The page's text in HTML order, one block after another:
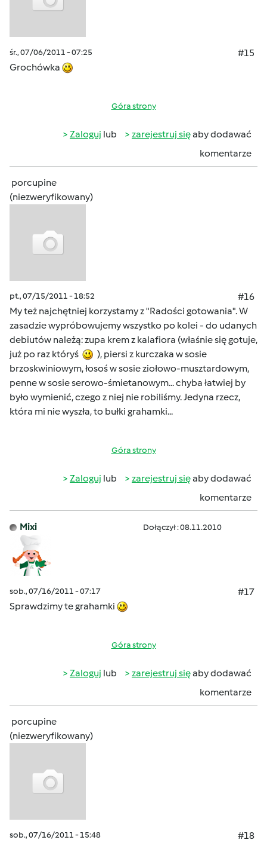
śr., 07/06/2011 - 07:25
#15
Grochówka
Góra strony
Zaloguj lub zarejestruj sięaby dodawać
komentarze
porcupine
(niezweryfikowany)
pt., 07/15/2011 - 18:52
#16
My też najchętniej korzystamy z "Radości gotowania". W
zasadzie wypróbowujemy wszystko po kolei - do udanych
debiutów należą: zupa krem z kalafiora (właśnie się gotuje,
już po raz któryś
), piersi z kurczaka w sosie
brzoskwiniowym, łosoś w sosie ziołowo-musztardowym,
penne w sosie serowo-śmietanowym... chyba łatwiej by
było wymienić, czego z niej nie robiliśmy. Jedyna rzecz,
która mi nie wyszła, to bułki grahamki...
Góra strony
Zaloguj lub zarejestruj sięaby dodawać
komentarze
Mixi Dołączył : 08.11.2010
sob., 07/16/2011 - 07:17
#17
Sprawdzimy te grahamki
Góra strony
Zaloguj lub zarejestruj sięaby dodawać
komentarze
porcupine
(niezweryfikowany)
sob., 07/16/2011 - 15:48
#18